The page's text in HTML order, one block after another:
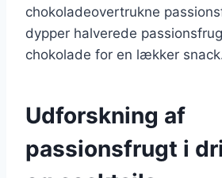
chokoladeovertrukne
dypper halverede
chokolade for en lækker
Udforskning af
passionsfrugt i